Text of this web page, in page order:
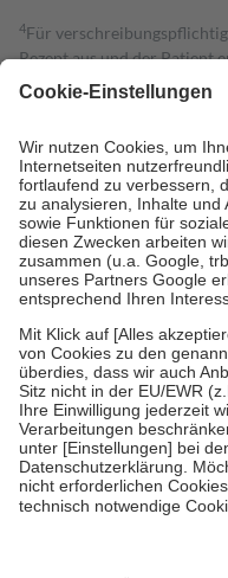
4Für
Rezept aus und der Patient
gesetzliche
Kosten dafür, der
Grundsätzlich leisten
Prozent des Abgabepreises,
höchstens zehn Euro.Es
Kosten der Leistung zu
Diese Regeln gelten
Bei Heilmitteln und
Zuzahlung zehn Prozent
Verordnung.
Um das Engagement der
stärken und die besondere
fallenkeine Zuzahlungenan
• Kindern und
mit Ausnahme der
• Untersuchungen zur
GKV getragen werden